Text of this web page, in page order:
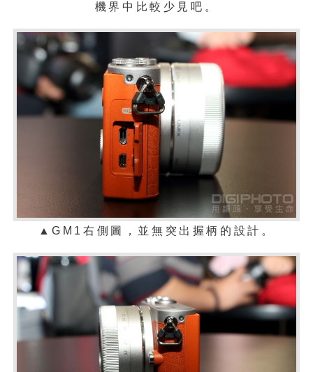
機界中比較少見吧。
▲GM1右側圖，並無突出握柄的設計。